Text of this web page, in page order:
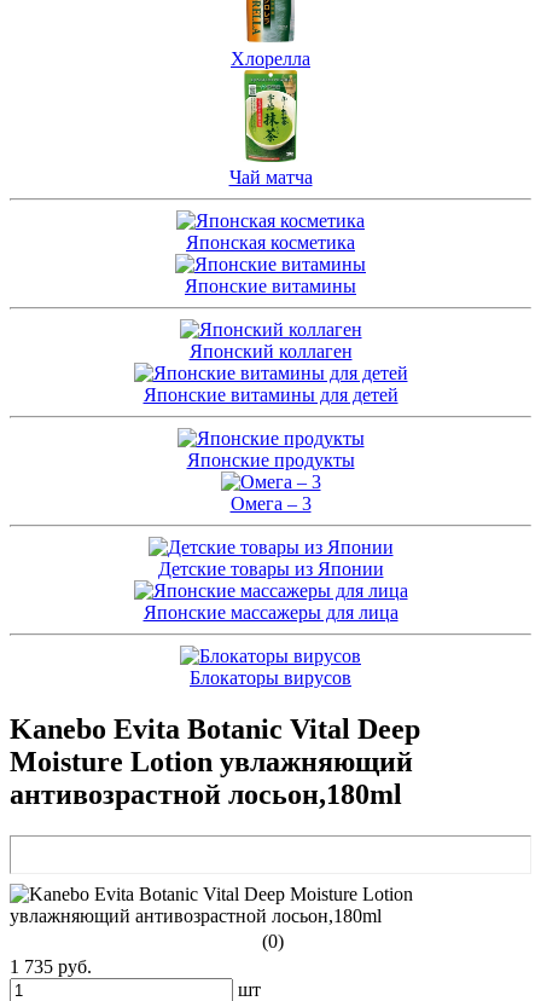
Хлорелла
Чай матча
Японская косметика
Японские витамины
Японский коллаген
Японские витамины для детей
Японские продукты
Омега – 3
Детские товары из Японии
Японские массажеры для лица
Блокаторы вирусов
Kanebo Evita Botanic Vital Deep
Moisture Lotion увлажняющий
антивозрастной лосьон,180ml
(0)
1 735 руб.
шт